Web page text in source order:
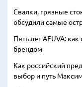
Свалки, грязные
обсудили самые
Пять лет AFUVA:
брендом
Как российский
выбор и путь